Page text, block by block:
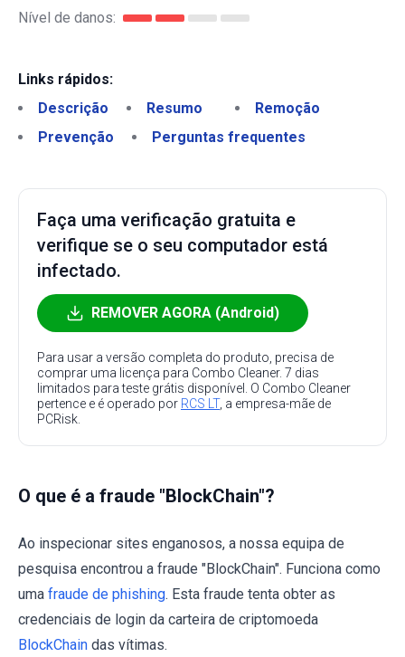
Nível de danos:
Links rápidos:
Descrição
Resumo
Remoção
Prevenção
Perguntas frequentes
Faça uma verificação gratuita e
verifique se o seu computador está
infectado.
REMOVER AGORA (Android)
Para usar a versão completa do produto, precisa de
comprar uma licença para Combo Cleaner. 7 dias
limitados para teste grátis disponível. O Combo Cleaner
pertence e é operado por RCS LT, a empresa-mãe de
PCRisk.
O que é a fraude "BlockChain"?
Ao inspecionar sites enganosos, a nossa equipa de
pesquisa encontrou a fraude "BlockChain". Funciona como
uma fraude de phishing. Esta fraude tenta obter as
credenciais de login da carteira de criptomoeda
BlockChain das vítimas.